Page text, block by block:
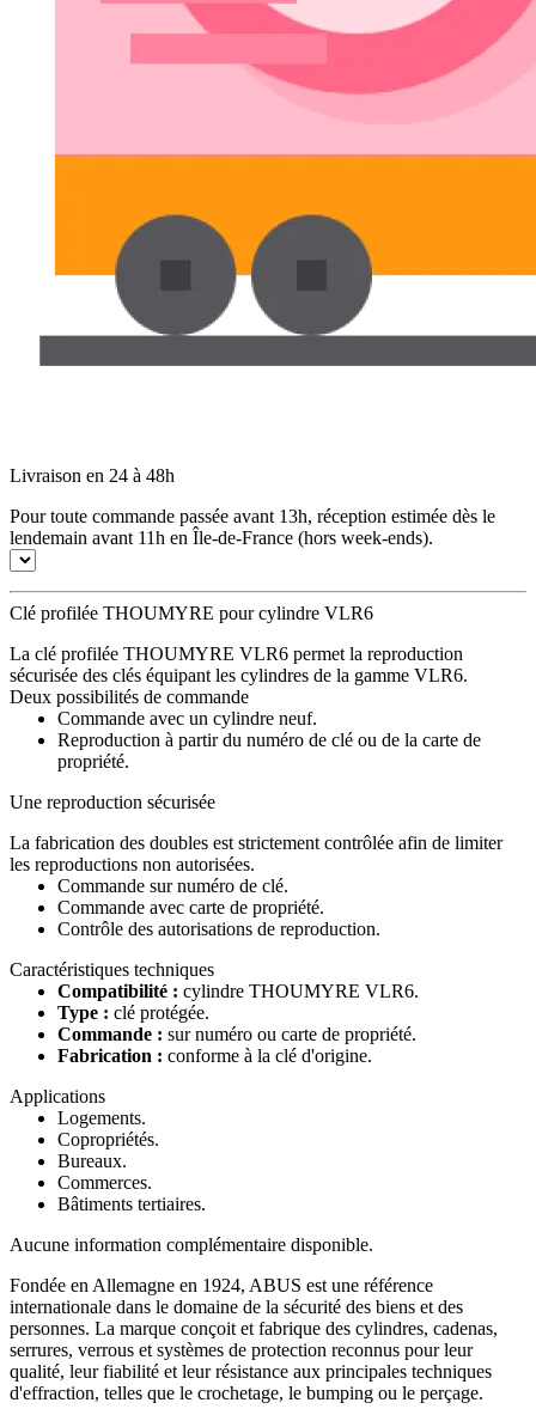
Livraison en 24 à 48h
Pour toute commande passée avant 13h, réception estimée dès le
lendemain avant 11h en Île-de-France (hors week-ends).
Clé profilée THOUMYRE pour cylindre VLR6
La clé profilée THOUMYRE VLR6 permet la reproduction
sécurisée des clés équipant les cylindres de la gamme VLR6.
Deux possibilités de commande
Commande avec un cylindre neuf.
Reproduction à partir du numéro de clé ou de la carte de
propriété.
Une reproduction sécurisée
La fabrication des doubles est strictement contrôlée afin de limiter
les reproductions non autorisées.
Commande sur numéro de clé.
Commande avec carte de propriété.
Contrôle des autorisations de reproduction.
Caractéristiques techniques
Compatibilité : cylindre THOUMYRE VLR6.
Type : clé protégée.
Commande : sur numéro ou carte de propriété.
Fabrication : conforme à la clé d'origine.
Applications
Logements.
Copropriétés.
Bureaux.
Commerces.
Bâtiments tertiaires.
Aucune information complémentaire disponible.
Fondée en Allemagne en 1924, ABUS est une référence
internationale dans le domaine de la sécurité des biens et des
personnes. La marque conçoit et fabrique des cylindres, cadenas,
serrures, verrous et systèmes de protection reconnus pour leur
qualité, leur fiabilité et leur résistance aux principales techniques
d'effraction, telles que le crochetage, le bumping ou le perçage.